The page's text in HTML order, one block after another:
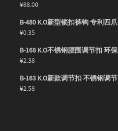
¥88.00
B-480 K.O新型锁扣裤钩 专利四
¥0.35
B-168 K.O不锈钢腰围调节扣 环
¥2.38
B-163 K.O新款调节扣 不锈钢调
¥2.58